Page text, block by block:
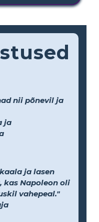
nii põnevil ja
ja
ja lasen
Napoleon oli
vahepeal."